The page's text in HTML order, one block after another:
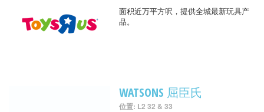
面积近万平方呎，提供全城最新玩具产
品。
WATSONS 屈臣氏
位置: L2 32 & 33